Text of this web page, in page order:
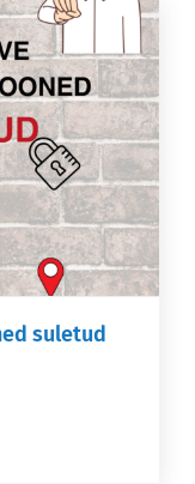
suletud